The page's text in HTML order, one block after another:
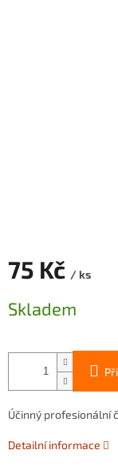
75 Kč / ks
cena:
Skladem
Účinný profesionální
Detailní informace